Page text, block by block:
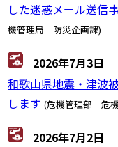
した迷惑メール送信
機管理局 防災企画課)
2026年7月3日
和歌山県地震・津波
します (危機管理部 危
2026年7月2日